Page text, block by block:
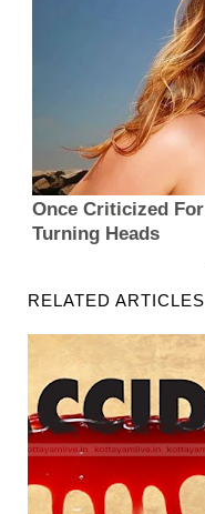
RELATED ARTICLES